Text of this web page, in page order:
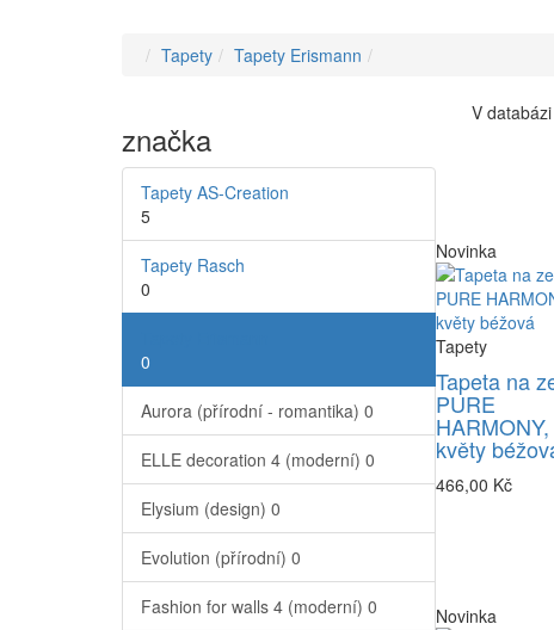
Tapety Tapety Erismann
značka
Tapety AS-Creation
5
Tapety Rasch
0
0
Aurora (přírodní - romantika) 0
ELLE decoration 4 (moderní) 0
Elysium (design) 0
Evolution (přírodní) 0
Fashion for walls 4 (moderní) 0
V
Novinka
Tapety
Tapeta na
PURE
HARMONY,
květy
466,00 Kč
Novinka